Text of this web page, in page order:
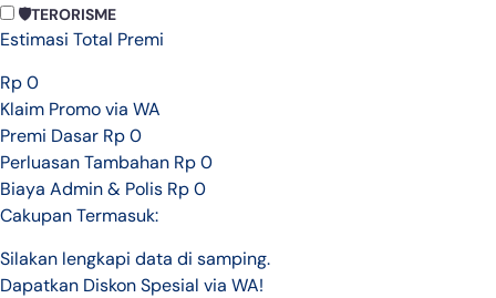
🛡️TERORISME
Estimasi Total Premi
Rp 0
Klaim Promo via WA
Premi Dasar Rp 0
Perluasan Tambahan Rp 0
Biaya Admin & Polis Rp 0
Cakupan Termasuk:
Silakan lengkapi data di samping.
Dapatkan Diskon Spesial via WA!